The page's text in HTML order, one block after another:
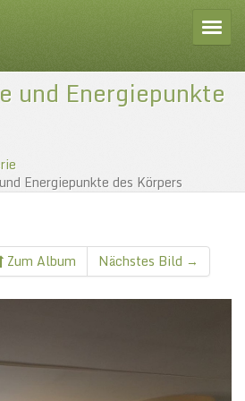
und Energiepunkte
Energiepunkte des Körpers
Zum Album Nächstes Bild →